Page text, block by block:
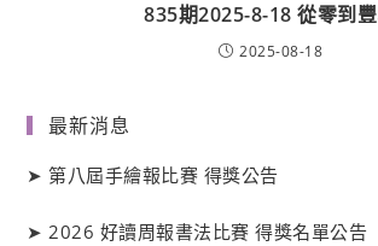
835期2025-8-18 從零到
2025-08-18
最新消息
➤第八屆手繪報比賽 得獎公告
➤2026 好讀周報書法比賽 得獎名單公告